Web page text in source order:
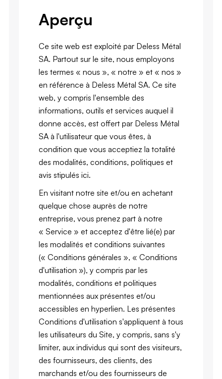
Aperçu
Ce site web est exploité par Deless Métal
SA. Partout sur le site, nous employons
les termes « nous », « notre » et « nos »
en référence à Deless Métal SA. Ce site
web, y compris l'ensemble des
informations, outils et services auquel il
donne accès, est offert par Deless Métal
SA à l'utilisateur que vous êtes, à
condition que vous acceptiez la totalité
des modalités, conditions, politiques et
avis stipulés ici.
En visitant notre site et/ou en achetant
quelque chose auprès de notre
entreprise, vous prenez part à notre
« Service » et acceptez d'être lié(e) par
les modalités et conditions suivantes
(« Conditions générales », « Conditions
d'utilisation »), y compris par les
modalités, conditions et politiques
mentionnées aux présentes et/ou
accessibles en hyperlien. Les présentes
Conditions d'utilisation s'appliquent à tous
les utilisateurs du Site, y compris, sans s'y
limiter, aux individus qui sont des visiteurs,
des fournisseurs, des clients, des
marchands et/ou des fournisseurs de